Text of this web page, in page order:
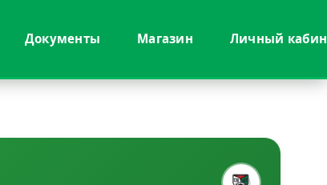
Документы Магазин Личный